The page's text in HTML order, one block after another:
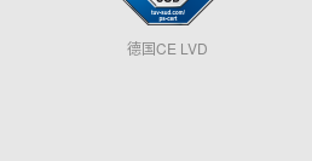
德国CE LVD